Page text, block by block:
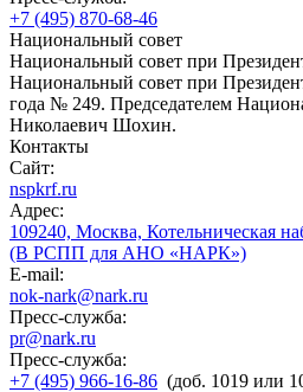
+7 (495) 870-68-46
Национальный совет
Национальный совет при
Национальный совет при
года № 249. Председателем
Николаевич Шохин.
Контакты
Сайт:
nspkrf.ru
Адрес:
109240, Москва, Котельническая
(В РСПП для АНО «НАРК»)
E-mail:
nok-nark@nark.ru
Пресс-служба:
pr@nark.ru
Пресс-служба:
+7 (495) 966-16-86 (доб. 1019 или